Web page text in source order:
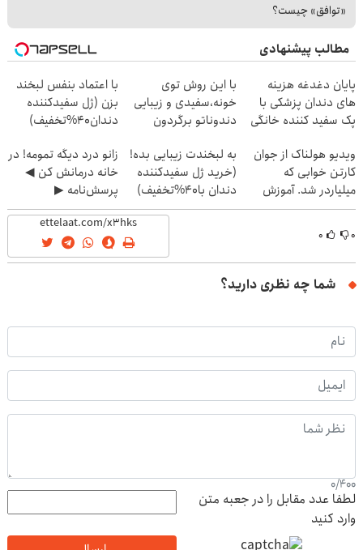
«توافق» چیست؟
مطالب پیشنهادی
پایان دغدغه هزینه
های دندان پزشکی با
پک سفید کننده خانگی
با این روش توی
خونه،سفیدی و زیبایی
دندوناتو برگردون
با اعتماد بنفس لبخند
بزن (ژل سفیدکننده
دندان40%تخفیف)
ویدیو هولناک از جوان
کارتن خوابی که
میلیاردر شد. آموزش
رایگان
به لبخندت زیبایی بده!
(خرید ژل سفیدکننده
دندان با40%تخفیف)
زانو درد دیگه تمومه! در
خانه درمانش کن ◀
پرسش‌نامه ▶
۰ ۰
شما چه نظری دارید؟
0/400
لطفا عدد مقابل را در جعبه متن
وارد کنید